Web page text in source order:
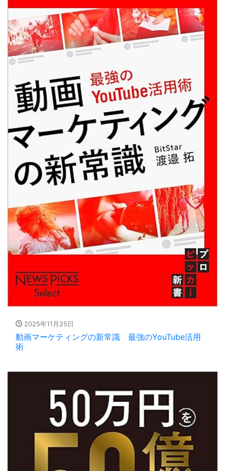
2025年11月25日
動画マーケティングの新常識 最強のYouTube活用
術